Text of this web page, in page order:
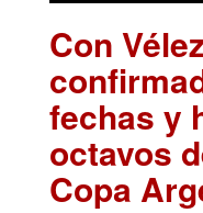
Con
fechas y
octavos
Copa